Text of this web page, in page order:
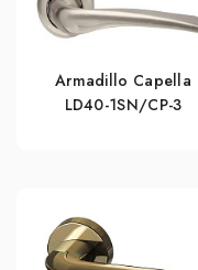
Armadillo Capella
LD40-1SN/CP-3